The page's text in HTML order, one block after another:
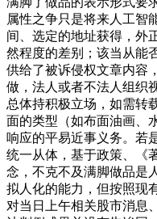
属性之争只是将来人工智
间、选定的地址获得，外
然程度的差别；该当从能
供给了被诉侵权文章内容
做，法人或者不法人组织
总体持积极立场，如需转
面的类型（如布面油画、
响应的平易近事义务。若
统一从体，基于政策、《
念，不克不及满脚做品是
拟人化的能力，但按照现
对当日上午相关股市消息